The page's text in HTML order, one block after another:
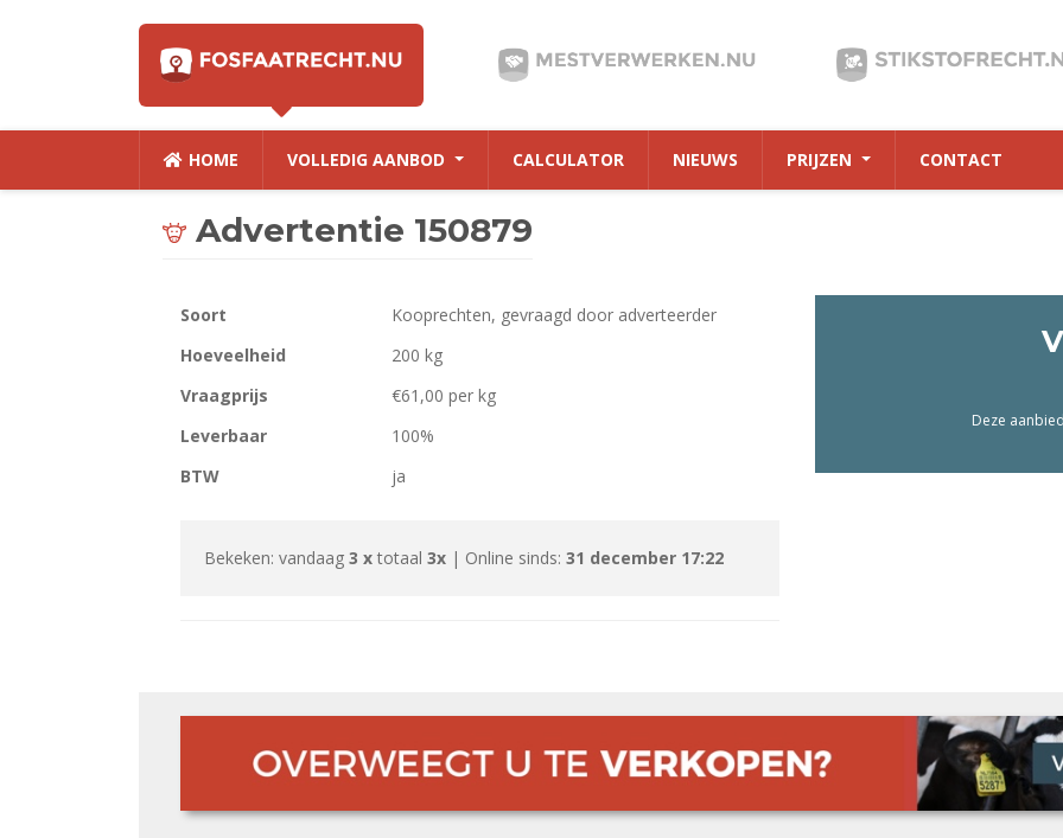
HOME VOLLEDIG AANBOD CALCULATOR NIEUWS PRIJZEN CONTACT
Advertentie 150879
Soort
Kooprechten, gevraagd door adverteerder
Hoeveelheid
200 kg
Vraagprijs
€61,00 per kg
Leverbaar
100%
BTW
ja
Bekeken: vandaag 3 x totaal 3x | Online sinds: 31 december 17:22
Deze